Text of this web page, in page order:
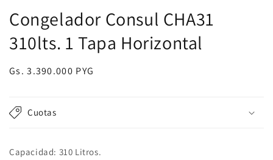
ventana
modal
Congelador Consul CHA31
310lts. 1 Tapa Horizontal
Precio
Gs. 3.390.000 PYG
Cuotas
Capacidad: 310 Litros.